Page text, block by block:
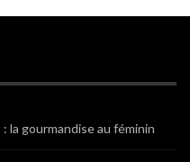
la gourmandise au féminin